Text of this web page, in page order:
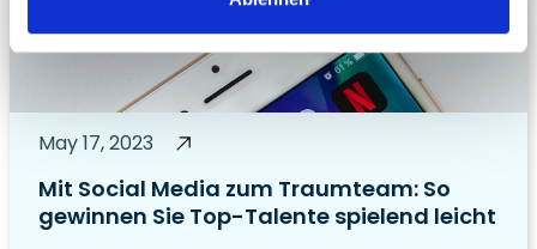
May 17, 2023
Mit Social Media zum Traumteam: So
gewinnen Sie Top-Talente spielend leicht